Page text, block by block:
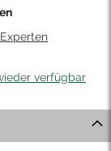
verfügbar